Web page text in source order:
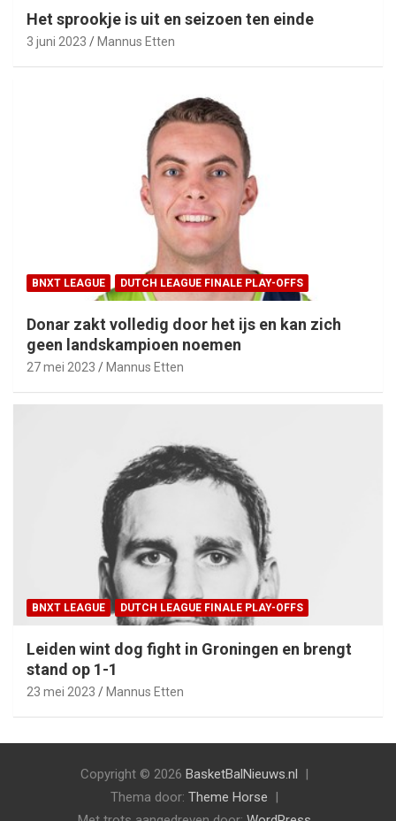
Het sprookje is uit en seizoen ten einde
3 juni 2023 Mannus Etten
BNXT LEAGUE DUTCH LEAGUE FINALE PLAY-OFFS
Donar zakt volledig door het ijs en kan zich
geen landskampioen noemen
27 mei 2023 Mannus Etten
BNXT LEAGUE DUTCH LEAGUE FINALE PLAY-OFFS
Leiden wint dog fight in Groningen en brengt
stand op 1-1
23 mei 2023 Mannus Etten
Copyright © 2026 BasketBalNieuws.nl
Thema door: Theme Horse